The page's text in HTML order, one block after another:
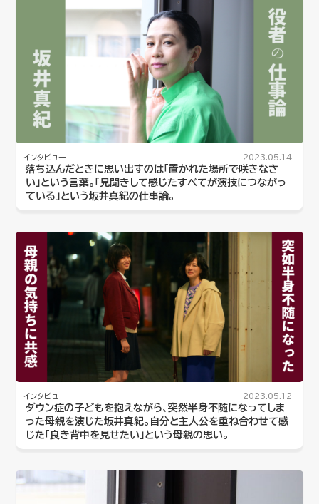
インタビュー 2023.05.14
落ち込んだときに思い出すのは「置かれた場所で咲きなさ
い」という言葉。「見聞きして感じたすべてが演技につながっ
ている」という坂井真紀の仕事論。
インタビュー 2023.05.12
ダウン症の子どもを抱えながら、突然半身不随になってしま
った母親を演じた坂井真紀。自分と主人公を重ね合わせて感
じた「良き背中を見せたい」という母親の思い。